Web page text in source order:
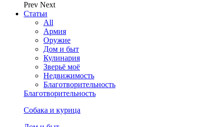
Prev Next
Статьи
All
Армия
Оружие
Дом и быт
Кулинария
Зверьё моё
Недвижимость
Благотворительность
Благотворительность
Собака и курица